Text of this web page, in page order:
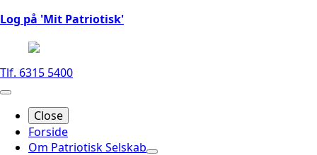
Log på 'Mit Patriotisk'
Tlf. 6315 5400
Close
Forside
Om Patriotisk Selskab